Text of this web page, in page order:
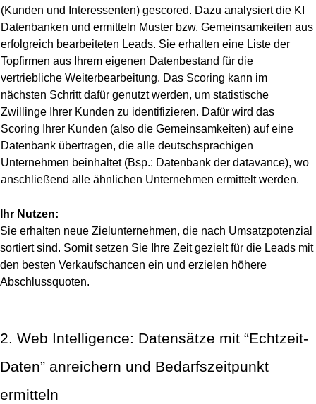
(Kunden und Interessenten) gescored. Dazu analysiert die KI
Datenbanken und ermitteln Muster bzw. Gemeinsamkeiten aus
erfolgreich bearbeiteten Leads. Sie erhalten eine Liste der
Topfirmen aus Ihrem eigenen Datenbestand für die
vertriebliche Weiterbearbeitung. Das Scoring kann im
nächsten Schritt dafür genutzt werden, um statistische
Zwillinge Ihrer Kunden zu identifizieren. Dafür wird das
Scoring Ihrer Kunden (also die Gemeinsamkeiten) auf eine
Datenbank übertragen, die alle deutschsprachigen
Unternehmen beinhaltet (Bsp.: Datenbank der datavance), wo
anschließend alle ähnlichen Unternehmen ermittelt werden.
Ihr Nutzen:
Sie erhalten neue Zielunternehmen, die nach Umsatzpotenzial
sortiert sind. Somit setzen Sie Ihre Zeit gezielt für die Leads mit
den besten Verkaufschancen ein und erzielen höhere
Abschlussquoten.
2. Web Intelligence: Datensätze mit “Echtzeit-
Daten” anreichern und Bedarfszeitpunkt
ermitteln